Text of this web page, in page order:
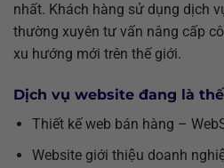
nhất. Khách hàng sử dụng dịch
thường xuyên tư vấn nâng cấp
xu hướng mới trên thế giới.
Dịch vụ website đang là
Thiết kế web bán hàng –
Website giới thiệu doanh